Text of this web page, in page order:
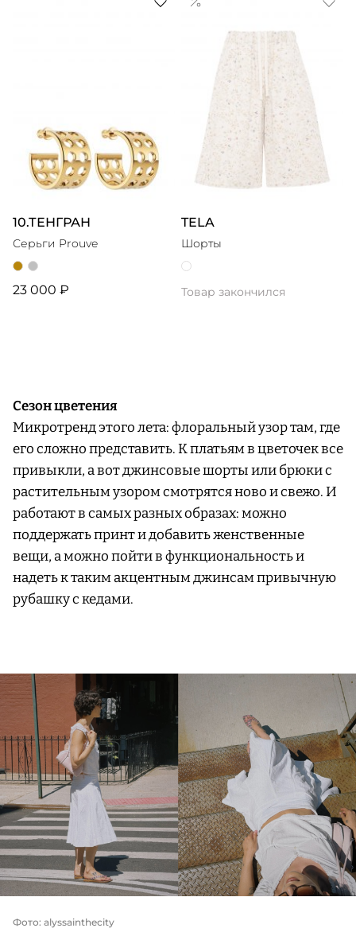
10.ТЕНГРАН
Серьги Prouve
23 000 ₽
TELA
Шорты
Товар закончился
Сезон цветения
Микротренд этого лета: флоральный узор там, где
его сложно представить. К платьям в цветочек все
привыкли, а вот джинсовые шорты или брюки с
растительным узором смотрятся ново и свежо. И
работают в самых разных образах: можно
поддержать принт и добавить женственные
вещи, а можно пойти в функциональность и
надеть к таким акцентным джинсам привычную
рубашку с кедами.
Фото: alyssainthecity